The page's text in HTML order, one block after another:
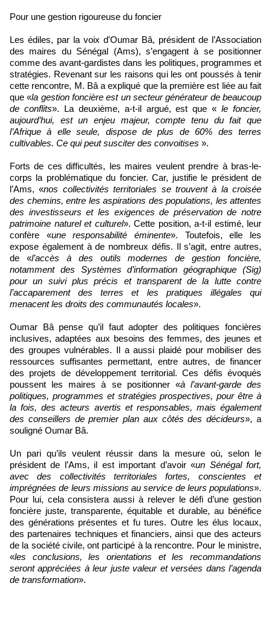
Pour une gestion rigoureuse du foncier
Les édiles, par la voix d'Oumar Bâ, président de l’Association
des maires du Sénégal (Ams), s’engagent à se positionner
comme des avant-gardistes dans les politiques, programmes et
stratégies. Revenant sur les raisons qui les ont poussés à tenir
cette rencontre, M. Bâ a expliqué que la première est liée au fait
que «la gestion foncière est un secteur générateur de beaucoup
de conflits». La deuxième, a-t-il argué, est que «le foncier,
aujourd’hui, est un enjeu majeur, compte tenu du fait que
l’Afrique à elle seule, dispose de plus de 60% des terres
cultivables. Ce qui peut susciter des convoitises ».
Forts de ces difficultés, les maires veulent prendre à bras-le-
corps la problématique du foncier. Car, justifie le président de
l’Ams, «nos collectivités territoriales se trouvent à la croisée
des chemins, entre les aspirations des populations, les attentes
des investisseurs et les exigences de préservation de notre
patrimoine naturel et culturel». Cette position, a-t-il estimé, leur
confère «une responsabilité éminente». Toutefois, elle les
expose également à de nombreux défis. Il s’agit, entre autres,
de «l’accès à des outils modernes de gestion foncière,
notamment des Systèmes d’information géographique (Sig)
pour un suivi plus précis et transparent de la lutte contre
l’accaparement des terres et les pratiques illégales qui
menacent les droits des communautés locales».
Oumar Bâ pense qu’il faut adopter des politiques foncières
inclusives, adaptées aux besoins des femmes, des jeunes et
des groupes vulnérables. Il a aussi plaidé pour mobiliser des
ressources suffisantes permettant, entre autres, de financer
des projets de développement territorial. Ces défis évoqués
poussent les maires à se positionner «à l’avant-garde des
politiques, programmes et stratégies prospectives, pour être à
la fois, des acteurs avertis et responsables, mais également
des conseillers de premier plan aux côtés des décideurs», a
souligné Oumar Bâ.
Un pari qu’ils veulent réussir dans la mesure où, selon le
président de l’Ams, il est important d’avoir «un Sénégal fort,
avec des collectivités territoriales fortes, conscientes et
imprégnées de leurs missions au service de leurs populations».
Pour lui, cela consistera aussi à relever le défi d’une gestion
foncière juste, transparente, équitable et durable, au bénéfice
des générations présentes et fu tures. Outre les élus locaux,
des partenaires techniques et financiers, ainsi que des acteurs
de la société civile, ont participé à la rencontre. Pour le ministre,
«les conclusions, les orientations et les recommandations
seront appréciées à leur juste valeur et versées dans l’agenda
de transformation».